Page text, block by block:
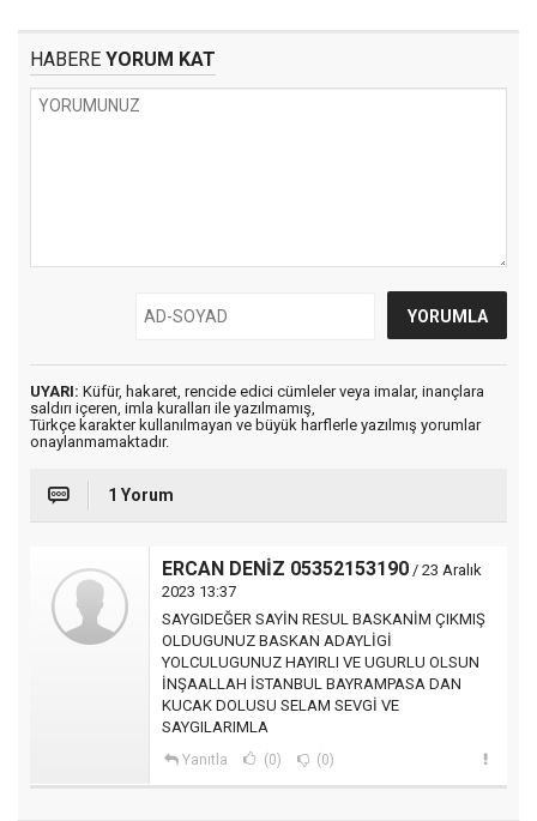
HABERE YORUM KAT
UYARI: Küfür, hakaret, rencide edici cümleler veya imalar, inançlara
saldırı içeren, imla kuralları ile yazılmamış,
Türkçe karakter kullanılmayan ve büyük harflerle yazılmış yorumlar
onaylanmamaktadır.
1 Yorum
ERCAN DENİZ 05352153190 / 23 Aralık
2023 13:37
SAYGIDEĞER SAYİN RESUL BASKANİM ÇIKMIŞ
OLDUGUNUZ BASKAN ADAYLİGİ
YOLCULUGUNUZ HAYIRLI VE UGURLU OLSUN
İNŞAALLAH İSTANBUL BAYRAMPASA DAN
KUCAK DOLUSU SELAM SEVGİ VE
SAYGILARIMLA
Yanıtla (0) (0)